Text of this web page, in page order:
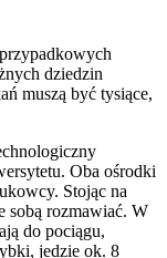
dziedzin
muszą być tysiące,
Oba ośrodki
Stojąc na
sobą rozmawiać. W
do pociągu,
jedzie ok. 8